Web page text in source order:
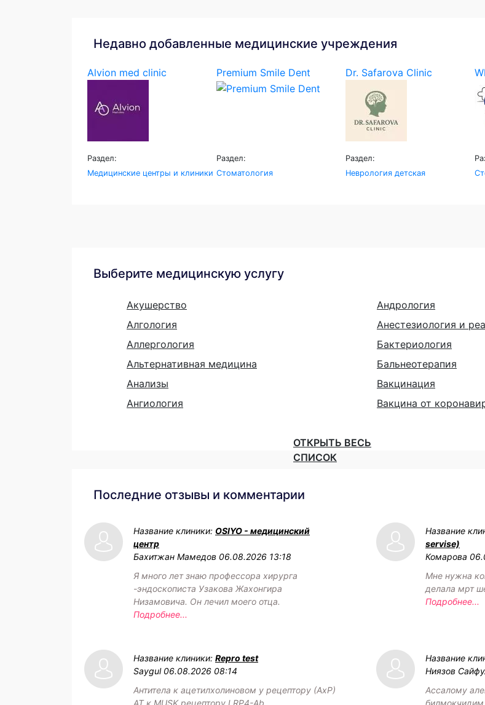
Недавно добавленные медицинские учреждения
Alvion med clinic
Раздел:
Медицинские центры и клиники
Premium Smile Dent
Раздел:
Стоматология
Dr. Safarova Clinic
Раздел:
Неврология детская
Выберите медицинскую услугу
Акушерство
Алгология
Аллергология
Альтернативная медицина
Анализы
Ангиология
Андрология
Анестезиология и
Бактериология
Бальнеотерапия
Вакцинация
Вакцина от
ОТКРЫТЬ ВЕСЬ
СПИСОК
Последние отзывы и комментарии
Название клиники: OSIYO - медицинский
центр
Бахитжан Мамедов 06.08.2026 13:18
Я много лет знаю профессора хирурга
-эндоскописта Узакова Жахонгира
Низамовича. Он лечил моего отца.
Подробнее...
Название
servise)
Комарова
Мне нужна
делала мрт
Подробнее...
Название клиники: Repro test
Saygul 06.08.2026 08:14
Антитела к ацетилхолиновом у рецептору (АхР)
АТ к MUSK рецептору LRP4-Ab
Название
Ниязов
Ассалому
билмокчидим